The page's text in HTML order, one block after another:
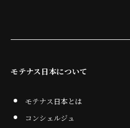
モテナス日本について
モテナス日本とは
コンシェルジュ